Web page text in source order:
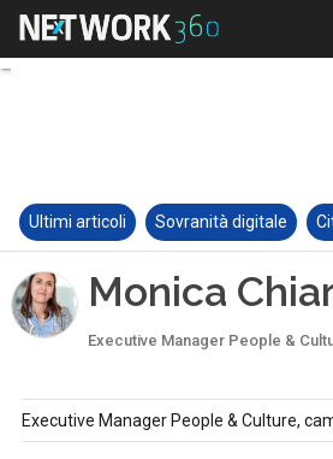
Ultimi articoli Sovranità digitale
Monica
Executive Manager People &
Executive Manager People & Culture,